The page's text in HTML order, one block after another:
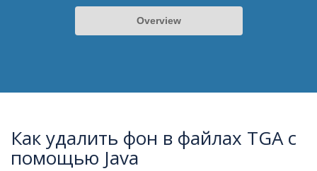
Overview
Как удалить фон в файлах TGA с
помощью Java